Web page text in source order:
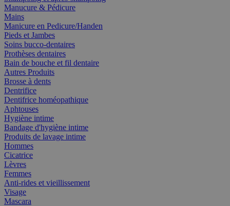
Manucure & Pédicure
Mains
Manicure en Pedicure/Handen
Pieds et Jambes
Soins bucco-dentaires
Prothèses dentaires
Bain de bouche et fil dentaire
Autres Produits
Brosse à dents
Dentrifice
Dentifrice homéopathique
Aphtouses
Hygiène intime
Bandage d'hygiène intime
Produits de lavage intime
Hommes
Cicatrice
Lèvres
Femmes
Anti-rides et vieillissement
Visage
Mascara